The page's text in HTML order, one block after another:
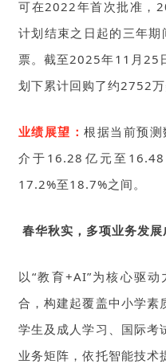
可在2022年首次批准，
计划结束之日起的三年
票。截至2025年11月25
划下累计回购了约2752
业绩展望：根据当前预
介于16.28亿元至
17.2%至18.7%之间。
春华秋实，多项业务发展
以“教育+AI”为核心驱
合，构建起覆盖中小学素
学生及成人学习、国际考
业务矩阵，依托智能技术